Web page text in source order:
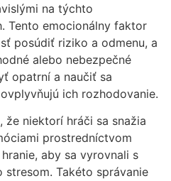
na týchto
Tento emocionálny faktor
posúdiť riziko a odmenu, a
alebo nebezpečné
opatrní a naučiť sa
ich rozhodovanie.
niektorí hráči sa snažia
prostredníctvom
aby sa vyrovnali s
Takéto správanie